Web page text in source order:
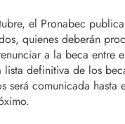
el Pronabec
quienes deberán
a la beca entre
lista definitiva de los
será comunicada hasta